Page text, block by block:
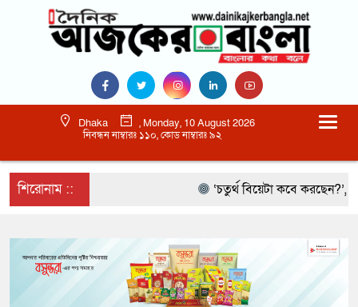
Dhaka
, Monday, 10 August 2026
নিবন্ধন নাম্বারঃ ১১০, কোড নাম্বারঃ ৯২
শিরোনাম :: ‘চতুর্থ বিয়েটা কবে করছেন?’,